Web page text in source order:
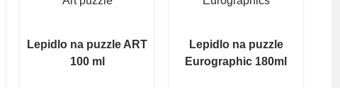
Lepidlo na puzzle ART
100 ml
Lepidlo na puzzle
Eurographic 180ml